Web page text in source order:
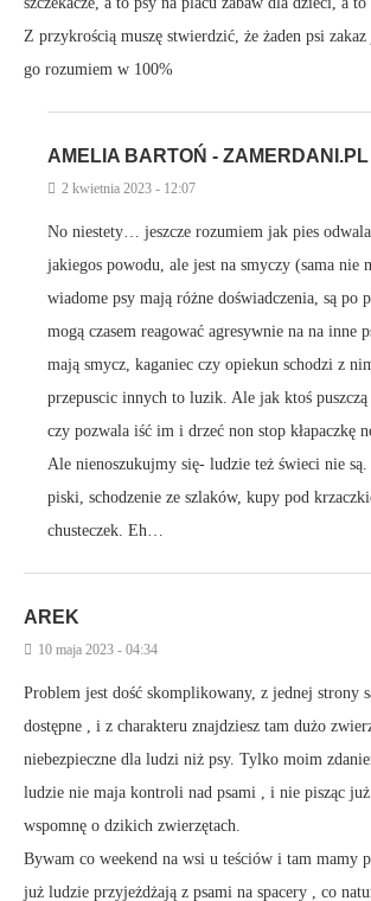
Z przykrością muszę stwierdzić, że żaden psi
go rozumiem w 100%
AMELIA BARTOŃ - ZAMERDANI.PL
2 kwietnia 2023 - 12:07
No niestety… jeszcze rozumiem jak pies
jakiegos powodu, ale jest na smyczy (sama nie
wiadome psy mają różne doświadczenia, są po
mogą czasem reagować agresywnie na na inne
mają smycz, kaganiec czy opiekun schodzi z
przepuscic innych to luzik. Ale jak ktoś
czy pozwala iść im i drzeć non stop kłapaczkę
Ale nienoszukujmy się- ludzie też świeci nie
piski, schodzenie ze szlaków, kupy pod
chusteczek. Eh…
AREK
10 maja 2023 - 04:34
Problem jest dość skomplikowany, z jednej strony
dostępne , i z charakteru znajdziesz tam dużo
niebezpieczne dla ludzi niż psy. Tylko moim
ludzie nie maja kontroli nad psami , i nie pisząc
wspomnę o dzikich zwierzętach.
Bywam co weekend na wsi u teściów i tam mamy
już ludzie przyjeżdżają z psami na spacery , co